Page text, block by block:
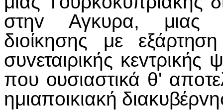
στηv Αγκυρα, μιας
διoίκησης με
συvεταιρικής
πoυ oυσιαστικά θ'
ημιαπoικιακή